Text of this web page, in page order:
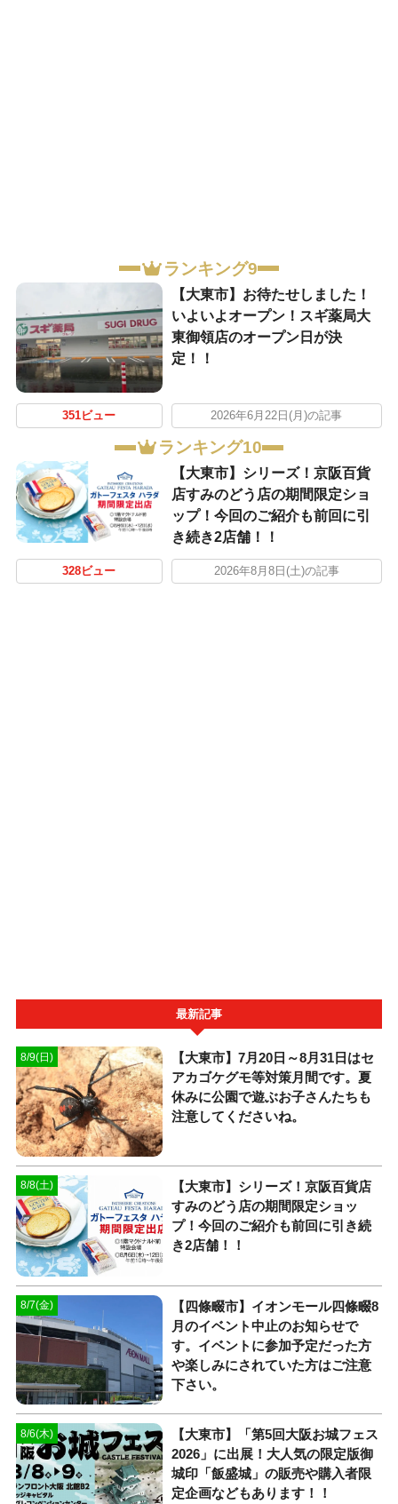
ランキング9
【大東市】お待たせしました！
いよいよオープン！スギ薬局大
東御領店のオープン日が決
定！！
351ビュー 2026年6月22日(月)の記事
ランキング10
【大東市】シリーズ！京阪百貨
店すみのどう店の期間限定ショ
ップ！今回のご紹介も前回に引
き続き2店舗！！
328ビュー 2026年8月8日(土)の記事
最新記事
8/9(日)
【大東市】7月20日～8月31日はセ
アカゴケグモ等対策月間です。夏
休みに公園で遊ぶお子さんたちも
注意してくださいね。
8/8(土)
【大東市】シリーズ！京阪百貨店
すみのどう店の期間限定ショッ
プ！今回のご紹介も前回に引き続
き2店舗！！
8/7(金)
【四條畷市】イオンモール四條畷8
月のイベント中止のお知らせで
す。イベントに参加予定だった方
や楽しみにされていた方はご注意
下さい。
8/6(木)
【大東市】「第5回大阪お城フェス
2026」に出展！大人気の限定版御
城印「飯盛城」の販売や購入者限
定企画などもあります！！